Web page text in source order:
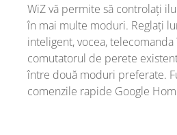
WiZ vă permite să controlați
în mai multe moduri. Reglați
inteligent, vocea, telecomanda
comutatorul de perete
între două moduri preferate.
comenzile rapide Google